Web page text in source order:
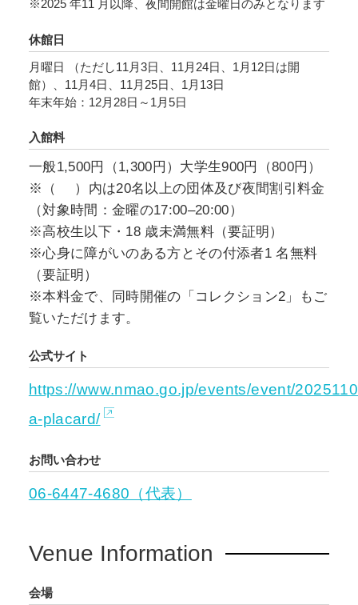
で社会の中で覆い隠されてきた経験や心情に目
を凝らし、思考し、そして自ら実践すること
で、既存の制度や構造に問いを投げかけます。
彼女・彼らの作品を通じて、私たちを取り巻く
社会やその歴史を見つめ直し、抵抗の方法を探
りながら、表現することの意味にも立ち返りま
す。
【出品作家】
田部光子、牛島智子、志賀理江子、金川晋吾、
谷澤紗和子、飯山由貴、笹岡由梨子
※2025 年11 月以降、夜間開館は金曜日のみとなります
休館日
月曜日 （ただし11月3日、11月24日、1月12日は開
館）、11月4日、11月25日、1月13日
年末年始：12月28日～1月5日
入館料
一般1,500円（1,300円）大学生900円（800円）
※（ ）内は20名以上の団体及び夜間割引料金
（対象時間：金曜の17:00‒20:00）
※高校生以下・18 歳未満無料（要証明）
※心身に障がいのある方とその付添者1 名無料
（要証明）
※本料金で、同時開催の「コレクション2」もご
覧いただけます。
公式サイト
https://www.nmao.go.jp/events/event/
a-placard/
お問い合わせ
06-6447-4680（代表）
Venue Information
会場